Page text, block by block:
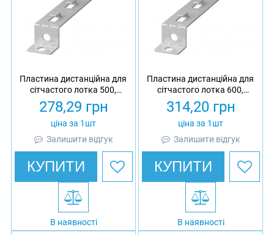
Пластина дистанційна для
сітчастого лотка 500,
товщина 3 мм,
оцинкована, Ardic
278,29 грн
ціна за 1шт
Залишити відгук
КУПИТИ
В наявності
Пластина дистанційна для
сітчастого лотка 600,
товщина 3 мм,
оцинкована, Ardic
314,20грн
ціна за 1шт
Залишити відгук
КУПИТИ
В наявності